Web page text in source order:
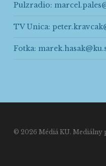
Pulzradio:
TV Unica:
Fotka:
© 2026 Médiá KU. Mediálny